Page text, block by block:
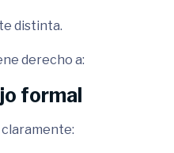
distinta.
derecho a:
formal